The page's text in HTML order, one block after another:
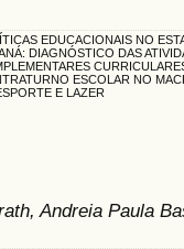
EDUCACIONAIS NO
DIAGNÓSTICO DAS
ESCOLAR NO
E LAZER
Andreia Paula